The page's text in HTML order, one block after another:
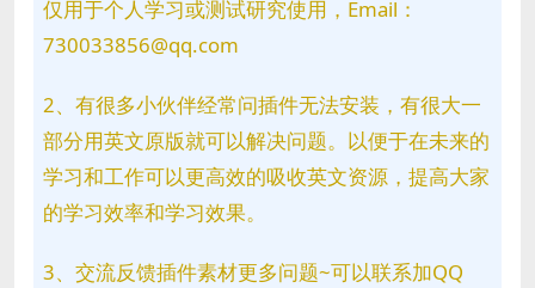
仅用于个人学习或测试研究使用，Email：
730033856@qq.com
2、有很多小伙伴经常问插件无法安装，有很大一
部分用英文原版就可以解决问题。以便于在未来的
学习和工作可以更高效的吸收英文资源，提高大家
的学习效率和学习效果。
3、交流反馈插件素材更多问题~可以联系加QQ